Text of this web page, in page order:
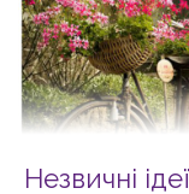
Незвичні